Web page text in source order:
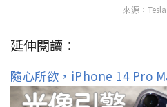
來源：
延伸閱讀：
隨心所欲，iPhone 14 Pro